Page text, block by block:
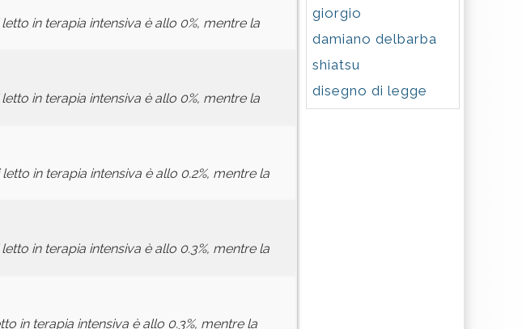
in terapia intensiva è allo 0%, mentre la
in terapia intensiva è allo 0%, mentre la
in terapia intensiva è allo 0.2%, mentre la
in terapia intensiva è allo 0.3%, mentre la
in terapia intensiva è allo 0.3%, mentre la
giorgio
damiano delbarba
shiatsu
disegno di legge